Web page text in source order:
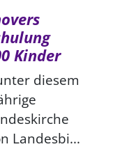
Kinder
diesem
Landesbi...